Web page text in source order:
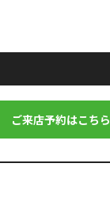
ご来店予約はこちら